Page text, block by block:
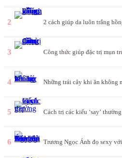
2 2 cách giúp da luôn trắng
3 Công thức giúp đặc trị mụn
4 Những trái cây khi ăn không
5 Cách trị các kiểu ‘say’
6 Trương Ngọc Ánh đọ sexy